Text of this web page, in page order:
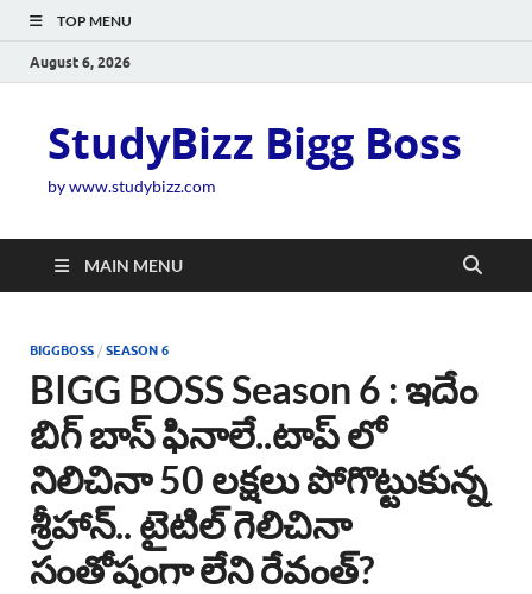
TOP MENU
August 6, 2026
StudyBizz Bigg Boss
by www.studybizz.com
MAIN MENU
BIGGBOSS / SEASON 6
BIGG BOSS Season 6 : ఇదేం
బిగ్ బాస్ ఫినాలే..టాప్ లో
నిలిచినా 50 లక్షలు పోగొట్టుకున్న
శ్రీహాన్.. టైటిల్ గెలిచినా
సంతోషంగా లేని రేవంత్?